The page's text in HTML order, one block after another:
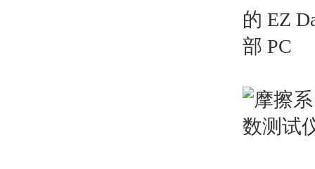
的 EZ
部 PC